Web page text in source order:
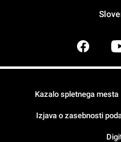
Kazalo spletnega mesta
Izjava o zasebnosti